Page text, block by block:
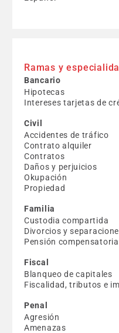
Ramas y
Bancario
Hipotecas
Intereses tarjetas de
Civil
Accidentes de tráfico
Contrato alquiler
Contratos
Daños y perjuicios
Okupación
Propiedad
Familia
Custodia compartida
Divorcios y
Pensión
Fiscal
Blanqueo de capitales
Fiscalidad, tributos e
Penal
Agresión
Amenazas